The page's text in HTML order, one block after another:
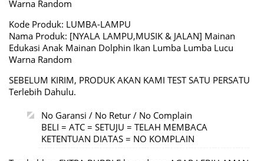
Warna Random
Kode Produk: LUMBA-LAMPU
Nama Produk: [NYALA LAMPU,MUSIK & JALAN] Mainan
Edukasi Anak Mainan Dolphin Ikan Lumba Lumba Lucu
Warna Random
SEBELUM KIRIM, PRODUK AKAN KAMI TEST SATU PERSATU
Terlebih Dahulu.
No Garansi / No Retur / No Complain
BELI = ATC = SETUJU = TELAH MEMBACA
KETENTUAN DIATAS = NO KOMPLAIN